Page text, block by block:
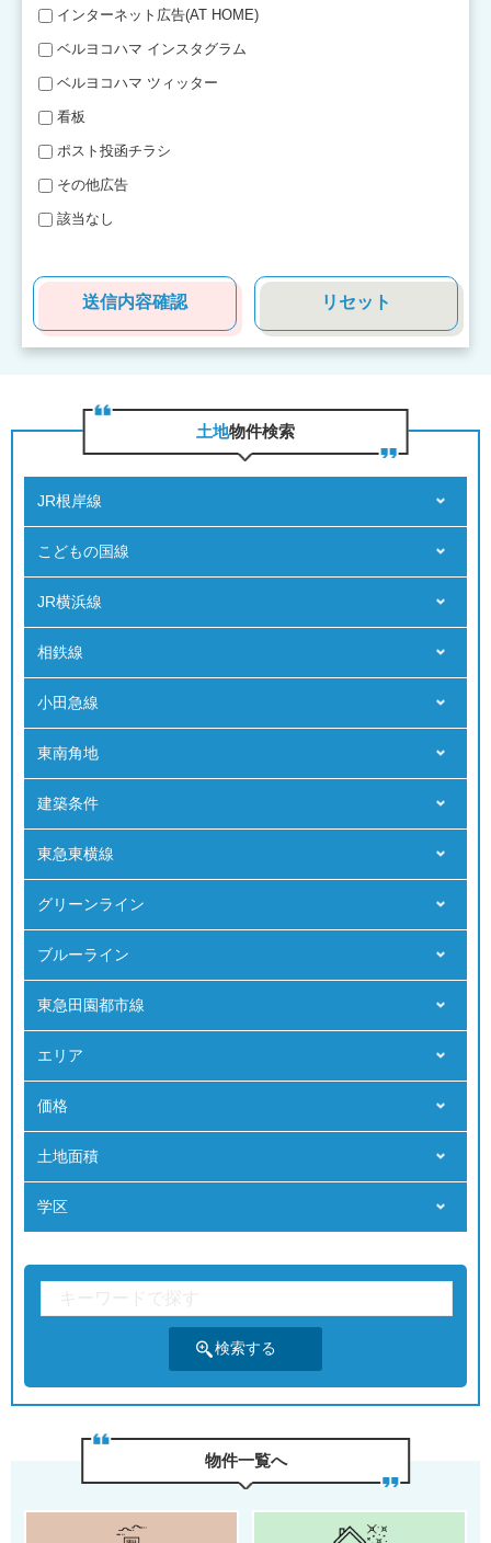
インターネット広告(AT HOME)
ベルヨコハマ インスタグラム
ベルヨコハマ ツィッター
看板
ポスト投函チラシ
その他広告
該当なし
⼟地物件検索
JR根岸線
こどもの国線
JR横浜線
相鉄線
小田急線
東南角地
建築条件
東急東横線
グリーンライン
ブルーライン
東急田園都市線
エリア
価格
⼟地⾯積
学区
物件⼀覧へ